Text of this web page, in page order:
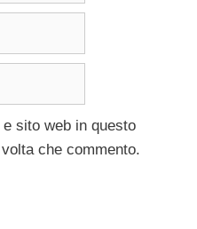
sito web in questo
che commento.